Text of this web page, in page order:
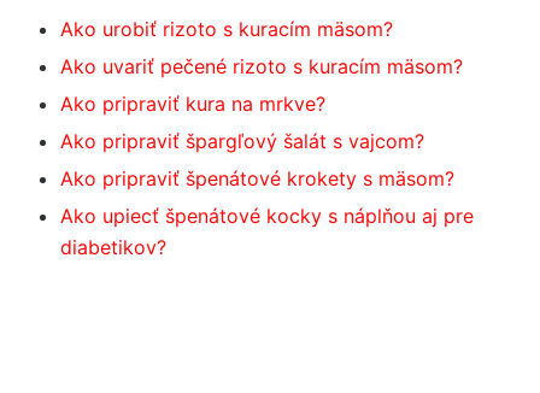
Ako urobiť rizoto s kuracím mäsom?
Ako uvariť pečené rizoto s kuracím mäsom?
Ako pripraviť kura na mrkve?
Ako pripraviť špargľový šalát s vajcom?
Ako pripraviť špenátové krokety s mäsom?
Ako upiecť špenátové kocky s náplňou aj pre
diabetikov?